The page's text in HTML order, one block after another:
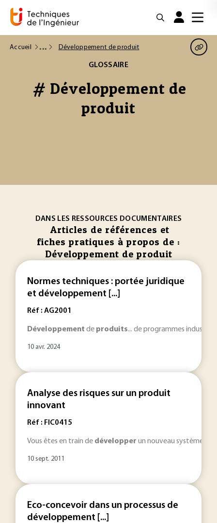
Accueil Développement de produit
GLOSSAIRE
# Développement de
produit
DANS LES RESSOURCES DOCUMENTAIRES
Articles de références et
fiches pratiques à propos de :
Développement de produit
Normes techniques : portée juridique
et développement [...]
Réf : AG2001
Développement de produits... de programmes
10 avr. 2024
Analyse des risques sur un produit
innovant
Réf : FIC0415
Vous êtes en train de développer un nouveau système (
10 sept. 2011
Eco-concevoir dans un processus de
développement [...]